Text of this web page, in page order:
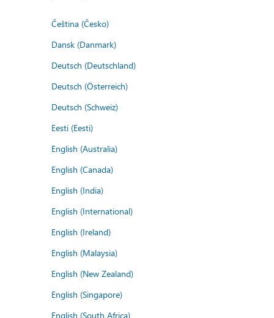
Čeština (Česko)
Dansk (Danmark)
Deutsch (Deutschland)
Deutsch (Österreich)
Deutsch (Schweiz)
Eesti (Eesti)
English (Australia)
English (Canada)
English (India)
English (International)
English (Ireland)
English (Malaysia)
English (New Zealand)
English (Singapore)
English (South Africa)